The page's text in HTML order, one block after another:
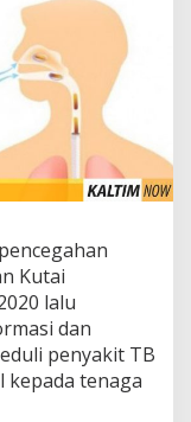
Kutai
lalu
dan
penyakit TB
kepada tenaga